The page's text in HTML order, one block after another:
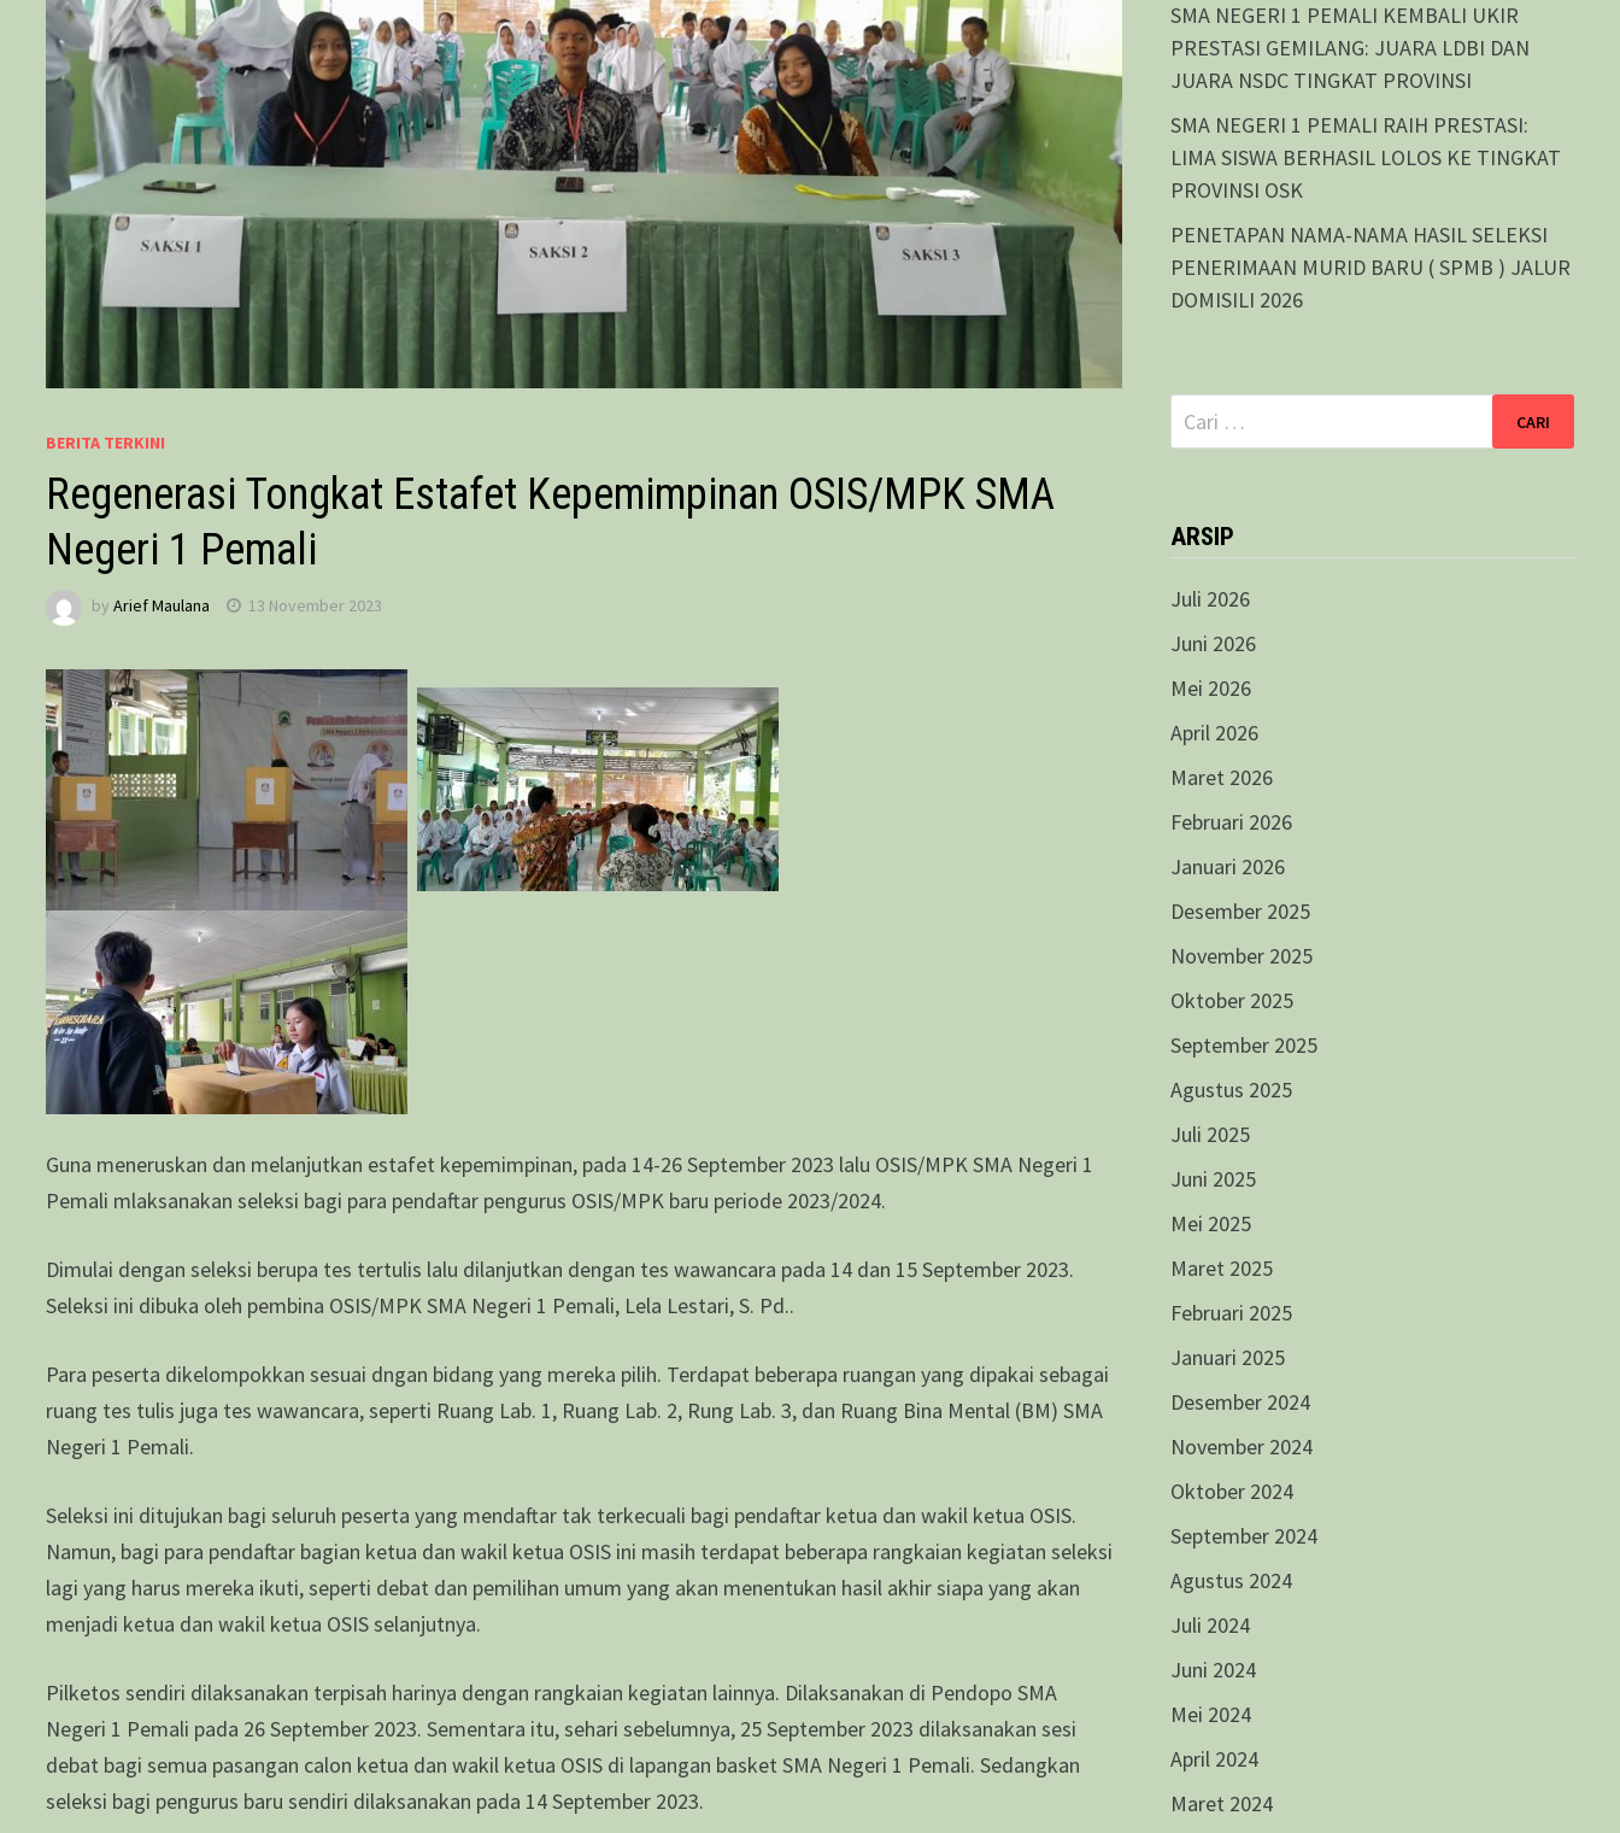
BERITA TERKINI
Regenerasi Tongkat Estafet Kepemimpinan OSIS/MPK SMA
Negeri 1 Pemali
byArief Maulana 13 November 2023
Guna meneruskan dan melanjutkan estafet kepemimpinan, pada 14-26 September 2023 lalu OSIS/MPK SMA Negeri 1
Pemali mlaksanakan seleksi bagi para pendaftar pengurus OSIS/MPK baru periode 2023/2024.
Dimulai dengan seleksi berupa tes tertulis lalu dilanjutkan dengan tes wawancara pada 14 dan 15 September 2023.
Seleksi ini dibuka oleh pembina OSIS/MPK SMA Negeri 1 Pemali, Lela Lestari, S. Pd..
Para peserta dikelompokkan sesuai dngan bidang yang mereka pilih. Terdapat beberapa ruangan yang dipakai sebagai
ruang tes tulis juga tes wawancara, seperti Ruang Lab. 1, Ruang Lab. 2, Rung Lab. 3, dan Ruang Bina Mental (BM) SMA
Negeri 1 Pemali.
Seleksi ini ditujukan bagi seluruh peserta yang mendaftar tak terkecuali bagi pendaftar ketua dan wakil ketua OSIS.
Namun, bagi para pendaftar bagian ketua dan wakil ketua OSIS ini masih terdapat beberapa rangkaian kegiatan seleksi
lagi yang harus mereka ikuti, seperti debat dan pemilihan umum yang akan menentukan hasil akhir siapa yang akan
menjadi ketua dan wakil ketua OSIS selanjutnya.
Pilketos sendiri dilaksanakan terpisah harinya dengan rangkaian kegiatan lainnya. Dilaksanakan di Pendopo SMA
Negeri 1 Pemali pada 26 September 2023. Sementara itu, sehari sebelumnya, 25 September 2023 dilaksanakan sesi
debat bagi semua pasangan calon ketua dan wakil ketua OSIS di lapangan basket SMA Negeri 1 Pemali. Sedangkan
seleksi bagi pengurus baru sendiri dilaksanakan pada 14 September 2023.
SMA NEGERI 1 PEMALI KEMBALI UKIR
PRESTASI GEMILANG: JUARA LDBI DAN
JUARA NSDC TINGKAT PROVINSI
SMA NEGERI 1 PEMALI RAIH PRESTASI:
LIMA SISWA BERHASIL LOLOS KE TINGKAT
PROVINSI OSK
PENETAPAN NAMA-NAMA HASIL SELEKSI
PENERIMAAN MURID BARU ( SPMB ) JALUR
DOMISILI 2026
Cari
untuk:
ARSIP
Juli 2026
Juni 2026
Mei 2026
April 2026
Maret 2026
Februari 2026
Januari 2026
Desember 2025
November 2025
Oktober 2025
September 2025
Agustus 2025
Juli 2025
Juni 2025
Mei 2025
Maret 2025
Februari 2025
Januari 2025
Desember 2024
November 2024
Oktober 2024
September 2024
Agustus 2024
Juli 2024
Juni 2024
Mei 2024
April 2024
Maret 2024